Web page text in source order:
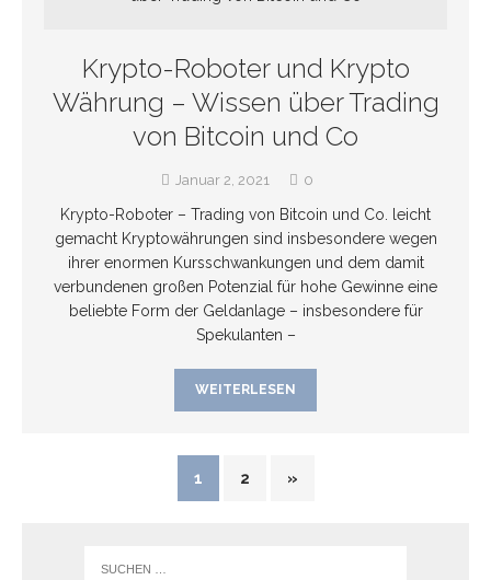
Krypto-Roboter und Krypto
Währung – Wissen über Trading
von Bitcoin und Co
Januar 2, 2021 0
Krypto-Roboter – Trading von Bitcoin und Co. leicht
gemacht Kryptowährungen sind insbesondere wegen
ihrer enormen Kursschwankungen und dem damit
verbundenen großen Potenzial für hohe Gewinne eine
beliebte Form der Geldanlage – insbesondere für
Spekulanten –
WEITERLESEN
1 2 »